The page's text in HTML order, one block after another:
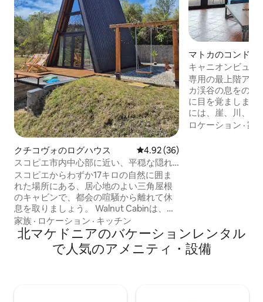
クチコヴォのログハウス レビュー36件、5つ星中4.92つ
4.92 (36)
スコピエ市内中心部に近い、平穏な隠れ
家
スコピエからわずか17キロの自然に囲ま
れた場所にある、居心地のよい三角屋根
のキャビンで、都会の喧騒から離れて休
息を取りましょう。 Walnut Cabinは、ク
チコボ村の緑に囲まれた静かな隠れ家で
す。街の喧騒から離れて、ゆっくり過ご
せる、シンプルな宿泊施設です。 朝は穏
やかで、テラスでは柔らかな光が差し込
家族 · ロケーション · キッチン
マトカのコンドミ
キャニオンビュー
上階のアパートメ
専用の最上階アパ
カ渓谷の息をのむ
に目を覚ましまし
には、崖、川、森
ャニオン・ビュ
す！
ロケーション ·家
北マケドニアのバケーションレンタル
で人気のアメニティ・設備